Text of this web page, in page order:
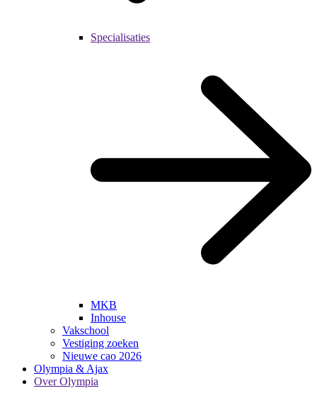
Specialisaties
MKB
Inhouse
Vakschool
Vestiging zoeken
Nieuwe cao 2026
Olympia & Ajax
Over Olympia